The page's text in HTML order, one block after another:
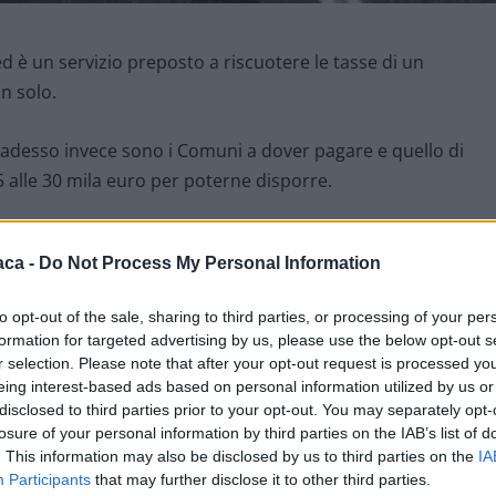
- Do Not Process My Personal Information
opt-out of the sale, sharing to third parties, or processing of your
for targeted advertising by us, please use the below opt-out
selection. Please note that after your opt-out request is processed
interest-based ads based on personal information utilized by us
to third parties prior to your opt-out. You may separately
of your personal information by third parties on the IAB’s list of
This information may also be disclosed by us to third parties on the
Participants that may further disclose it to other third parties.
è un servizio preposto a riscuotere le tasse di un
solo.
invece sono i Comuni a dover pagare e quello di
alle 30 mila euro per poterne disporre.
tramite una gara e il bando, fino al 31 dicembre 2021 è
Comunale.
banche avevano convenienza a maneggiare dei soldi,
alla Banca d’Italia e vanno incontro a delle spese, di qui la